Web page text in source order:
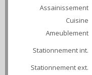
Assainissement
Cuisine
Ameublement
Stationnement int.
Stationnement ext.